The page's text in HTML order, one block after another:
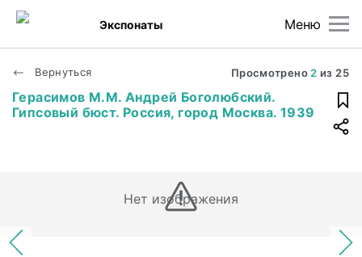
Меню
Экспонаты
Вернуться Просмотрено 2 из 25
Герасимов М.М. Андрей Боголюбский.
Гипсовый бюст. Россия, город Москва. 1939
Нет изображения